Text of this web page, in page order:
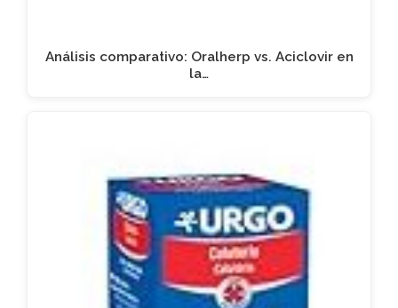
Análisis comparativo: Oralherp vs. Aciclovir en
la…